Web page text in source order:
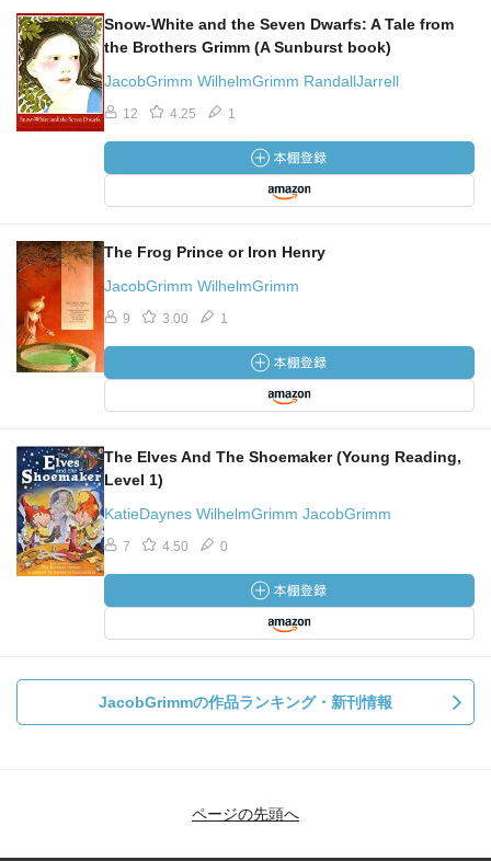
Snow-White and the Seven Dwarfs: A Tale from
the Brothers Grimm (A Sunburst book)
JacobGrimm WilhelmGrimm RandallJarrell
12 4.25 1
The Frog Prince or Iron Henry
JacobGrimm WilhelmGrimm
9 3.00 1
The Elves And The Shoemaker (Young Reading,
Level 1)
KatieDaynes WilhelmGrimm JacobGrimm
7 4.50 0
JacobGrimmの作品ランキング・新刊情報
ページの先頭へ